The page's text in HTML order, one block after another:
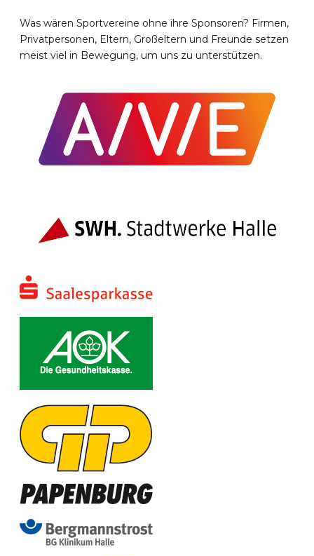
Was wären Sportvereine ohne ihre Sponsoren? Firmen,
Privatpersonen, Eltern, Großeltern und Freunde setzen
meist viel in Bewegung, um uns zu unterstützen.